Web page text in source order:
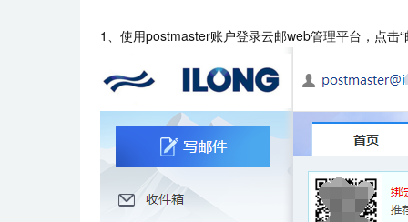
1、使用postmaster账户登录云邮web管理平台，点击“